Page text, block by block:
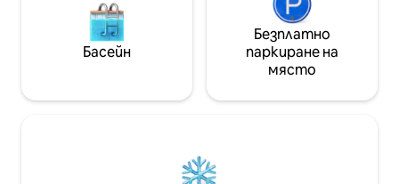
Басейн
Безплатно
паркиране на
място